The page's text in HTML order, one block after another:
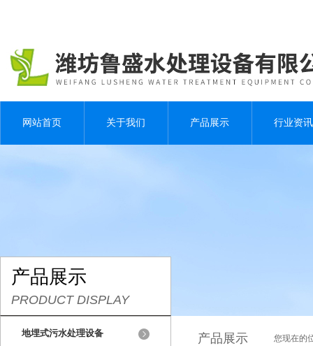
网站首页 关于我们 产品展示 行业资讯
产品展示
PRODUCT DISPLAY
地埋式污水处理设备 产品展示 您现在的